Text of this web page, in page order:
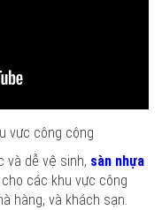
vực công cộng
và dễ vệ sinh, sàn nhựa
các khu vực công
hàng, và khách sạn.